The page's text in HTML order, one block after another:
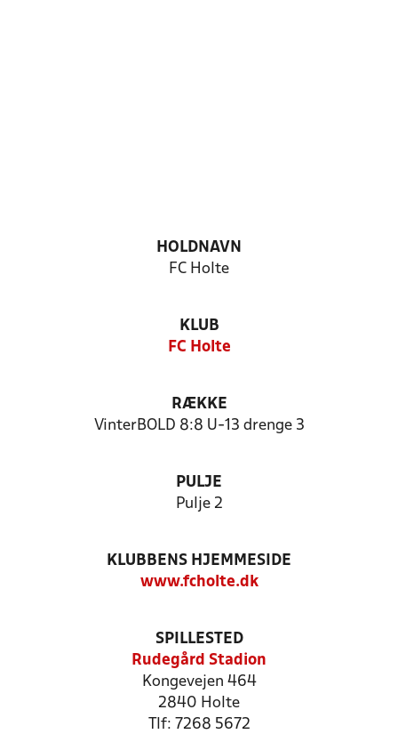
HOLDNAVN
FC Holte
KLUB
FC Holte
RÆKKE
VinterBOLD 8:8 U-13 drenge 3
PULJE
Pulje 2
KLUBBENS HJEMMESIDE
www.fcholte.dk
SPILLESTED
Rudegård Stadion
Kongevejen 464
2840 Holte
Tlf: 7268 5672